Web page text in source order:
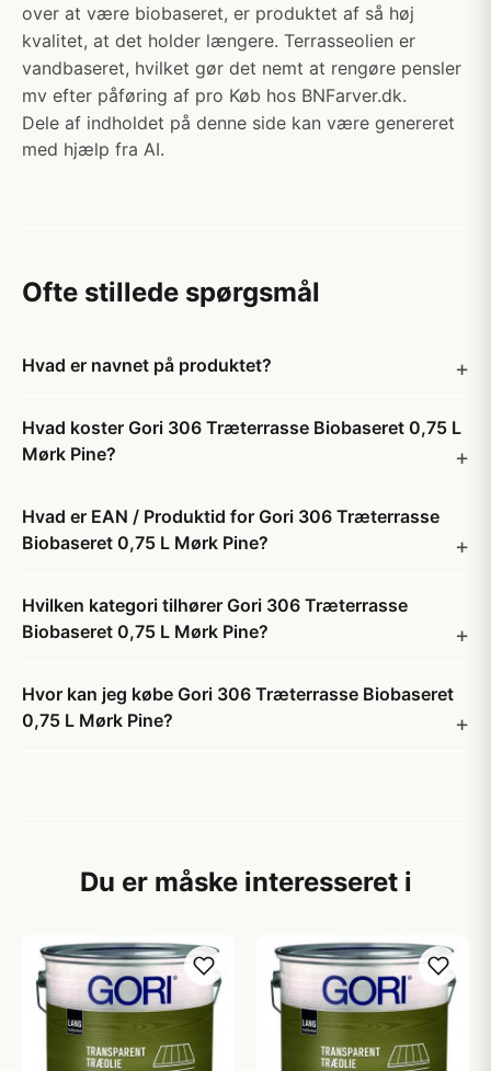
over at være biobaseret, er produktet af så høj
kvalitet, at det holder længere. Terrasseolien er
vandbaseret, hvilket gør det nemt at rengøre pensler
mv efter påføring af pro Køb hos BNFarver.dk.
Dele af indholdet på denne side kan være genereret
med hjælp fra AI.
Ofte stillede spørgsmål
Hvad er navnet på produktet?
Hvad koster Gori 306 Træterrasse Biobaseret 0,75 L
Mørk Pine?
Hvad er EAN / Produktid for Gori 306 Træterrasse
Biobaseret 0,75 L Mørk Pine?
Hvilken kategori tilhører Gori 306 Træterrasse
Biobaseret 0,75 L Mørk Pine?
Hvor kan jeg købe Gori 306 Træterrasse Biobaseret
0,75 L Mørk Pine?
Du er måske interesseret i